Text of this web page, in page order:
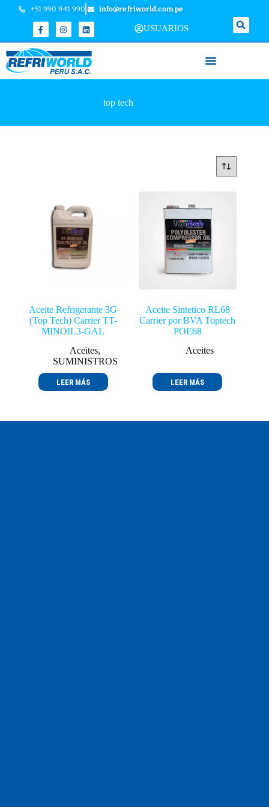
+51 990 941 990 info@refriworld.com.pe
USUARIOS
top tech
Aceite Refrigerante 3G
(Top Tech) Carrier TT-
MINOIL3-GAL
Aceites,
SUMINISTROS
LEER MÁS
Aceite Sintetico RL68
Carrier por BVA Toptech
POE68
Aceites
LEER MÁS